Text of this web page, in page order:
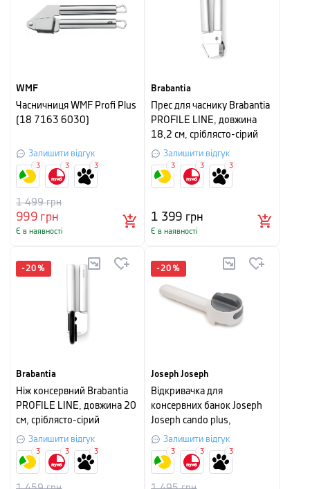
WMF
Часничниця WMF Profi Plus
(18 7163 6030)
Залишити відгук
999грн
1 499грн
Є в наявності
3 3 3
Brabantia
Прес для часнику Brabantia
PROFILE LINE, довжина
18,2 см, сріблясто-сірий
Залишити відгук
1 399 грн
Є в наявності
3 3 3
-20 %
Brabantia
Ніж консервний Brabantia
PROFILE LINE, довжина 20
см, сріблясто-сірий
Залишити відгук
3 3 3
-20 %
Joseph Joseph
Відкривачка для
консервних банок Joseph
Joseph cando plus,
6,2х5х18 см, білий
Залишити відгук
3 3 3